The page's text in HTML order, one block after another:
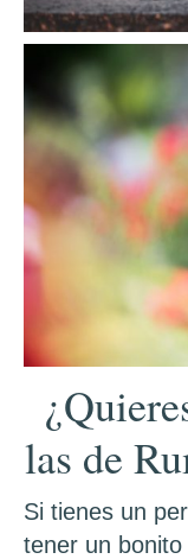
las de
Si tienes un
tener un